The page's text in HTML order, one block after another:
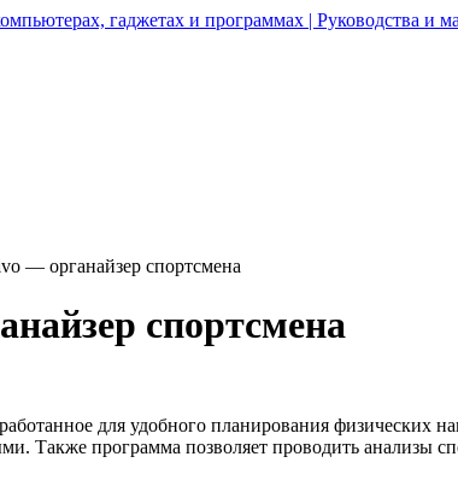
гаджетах и программах | Руководства и
— органайзер спортсмена
спортсмена
для удобного планирования физических
Также программа позволяет проводить анализы